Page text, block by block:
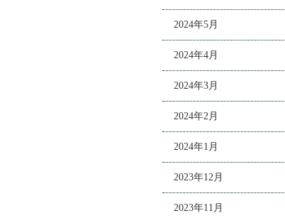
2024年5月
2024年4月
2024年3月
2024年2月
2024年1月
2023年12月
2023年11月